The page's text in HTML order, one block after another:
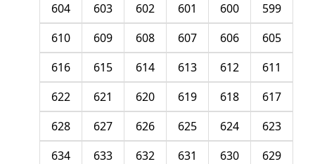
599
600
601
602
603
604
605
606
607
608
609
610
611
612
613
614
615
616
617
618
619
620
621
622
623
624
625
626
627
628
629
630
631
632
633
634